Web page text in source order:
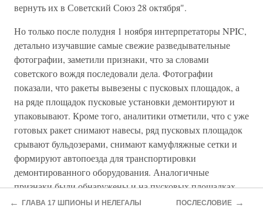
вернуть их в Советский Союз 28 октября".
Но только после полудня 1 ноября интерпретаторы NPIC,
детально изучавшие самые свежие разведывательные
фотографии, заметили признаки, что за словами
советского вождя последовали дела. Фотографии
показали, что ракеты вывезены с пусковых площадок, а
на ряде площадок пусковые установки демонтируют и
упаковывают. Кроме того, аналитики отметили, что с уже
готовых ракет снимают навесы, ряд пусковых площадок
срывают бульдозерами, снимают камуфляжные сетки и
формируют автопоезда для транспортировки
демонтированного оборудования. Аналогичные
признаки были обнаружены и на пусковых площадках
БРПД. Однако постройка ядерных хранилищ и сборка
← ГЛАВА 17 ШПИОНЫ И НЕЛЕГАЛЫ ПОСЛЕСЛОВИЕ →